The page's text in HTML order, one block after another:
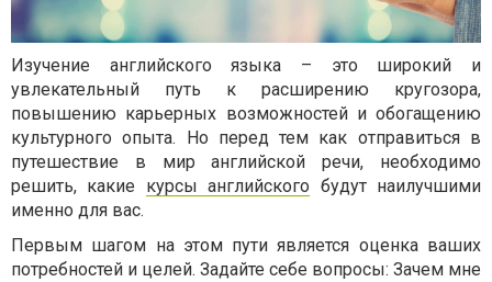
Изучение английского языка – это широкий и
увлекательный путь к расширению кругозора,
повышению карьерных возможностей и обогащению
культурного опыта. Но перед тем как отправиться в
путешествие в мир английской речи, необходимо
решить, какие курсы английского будут наилучшими
именно для вас.
Первым шагом на этом пути является оценка ваших
потребностей и целей. Задайте себе вопросы: Зачем мне